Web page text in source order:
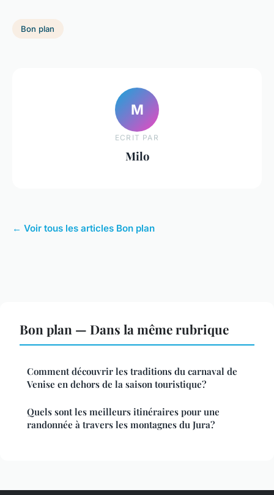
Bon plan
M
ECRIT PAR
Milo
← Voir tous les articles Bon plan
Bon plan — Dans la même rubrique
Comment découvrir les traditions du carnaval de
Venise en dehors de la saison touristique?
Quels sont les meilleurs itinéraires pour une
randonnée à travers les montagnes du Jura?